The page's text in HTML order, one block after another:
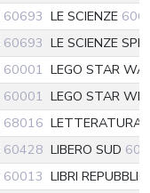
60693 LE SCIENZE
60693 LE SCIENZE
60001 LEGO STAR
60001 LEGO STAR
68016
60428 LIBERO SUD
60013 LIBRI